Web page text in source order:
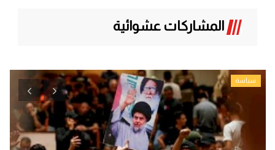
المشاركات عشوائية
سياسة